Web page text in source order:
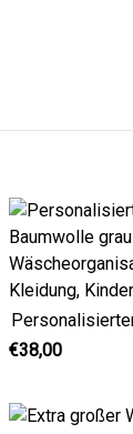
€38,00